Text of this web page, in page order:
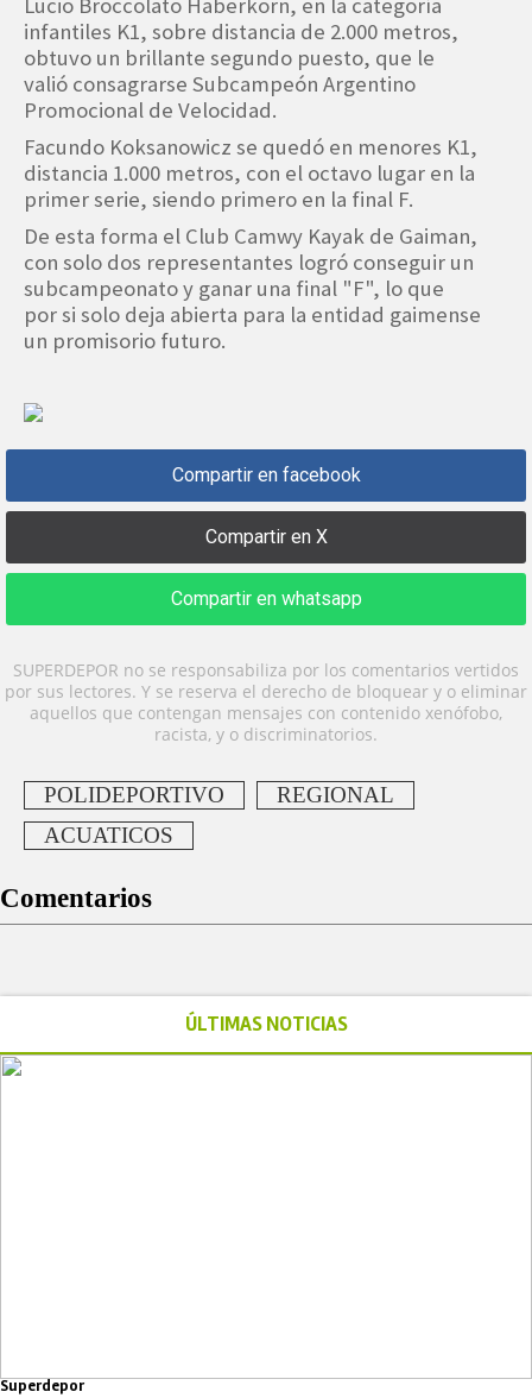
infantiles K1, sobre distancia de 2.000 metros,
obtuvo un brillante segundo puesto, que le
valió consagrarse Subcampeón Argentino
Promocional de Velocidad.
Facundo Koksanowicz se quedó en menores K1,
distancia 1.000 metros, con el octavo lugar en la
primer serie, siendo primero en la final F.
De esta forma el Club Camwy Kayak de Gaiman,
con solo dos representantes logró conseguir un
subcampeonato y ganar una final "F", lo que
por si solo deja abierta para la entidad gaimense
un promisorio futuro.
Compartir en facebook
Compartir en X
Compartir en whatsapp
SUPERDEPOR no se responsabiliza por los comentarios vertidos
por sus lectores. Y se reserva el derecho de bloquear y o eliminar
aquellos que contengan mensajes con contenido xenófobo,
racista, y o discriminatorios.
POLIDEPORTIVO
REGIONAL
ACUATICOS
Comentarios
ÚLTIMAS NOTICIAS
Superdepor